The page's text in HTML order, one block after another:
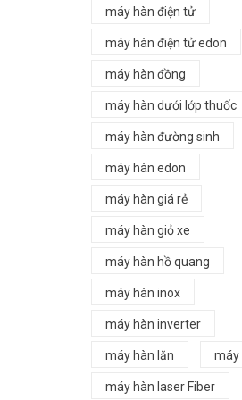
máy hàn điện tử
máy hàn điện tử edon
máy hàn đồng
máy hàn dưới lớp thuốc
máy hàn đường sinh
máy hàn edon
máy hàn giá rẻ
máy hàn giỏ xe
máy hàn hồ quang
máy hàn inox
máy hàn inverter
máy hàn lăn máy
máy hàn laser Fiber